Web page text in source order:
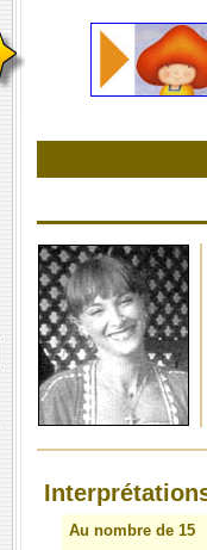
Au nombre de 15